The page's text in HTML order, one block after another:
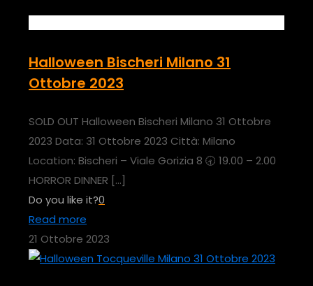
Halloween Bischeri Milano 31
Ottobre 2023
SOLD OUT Halloween Bischeri Milano 31 Ottobre
2023 Data: 31 Ottobre 2023 Città: Milano
Location: Bischeri – Viale Gorizia 8 🕣 19.00 – 2.00
HORROR DINNER […]
Do you like it?0
Read more
21 Ottobre 2023